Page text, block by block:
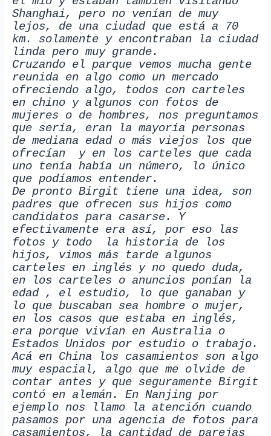
Shanghai, pero no venían de muy
lejos, de una ciudad que está a 70
km. solamente y encontraban la ciudad
linda pero muy grande.
Cruzando el parque vemos mucha gente
reunida en algo como un mercado
ofreciendo algo, todos con carteles
en chino y algunos con fotos de
mujeres o de hombres, nos preguntamos
que sería, eran la mayoría personas
de mediana edad o más viejos los que
ofrecían y en los carteles que cada
uno tenía había un número, lo único
que podíamos entender.
De pronto Birgit tiene una idea, son
padres que ofrecen sus hijos como
candidatos para casarse. Y
efectivamente era así, por eso las
fotos y todo la historia de los
hijos, vimos más tarde algunos
carteles en inglés y no quedo duda,
en los carteles o anuncios ponían la
edad , el estudio, lo que ganaban y
lo que buscaban sea hombre o mujer,
en los casos que estaba en inglés,
era porque vivían en Australia o
Estados Unidos por estudio o trabajo.
Acá en China los casamientos son algo
muy espacial, algo que me olvide de
contar antes y que seguramente Birgit
contó en alemán. En Nanjing por
ejemplo nos llamo la atención cuando
pasamos por una agencia de fotos para
casamientos, la cantidad de parejas